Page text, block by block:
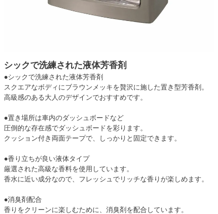
シックで洗練された液体芳香剤
●シックで洗練された液体芳香剤
スクエアなボディにブラウンメッキを贅沢に施した置き型芳香剤。
高級感のある大人のデザインでおすすめです。
●置き場所は車内のダッシュボードなど
圧倒的な存在感でダッシュボードを彩ります。
クッション付き両面テープで、しっかりと固定できます。
●香り立ちが良い液体タイプ
厳選された高級な香料を使用しています。
香水に近い成分なので、フレッシュでリッチな香りが楽しめます。
●消臭剤配合
香りをクリーンに楽しむために、消臭剤を配合しています。